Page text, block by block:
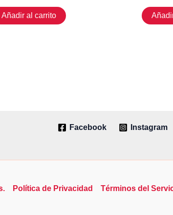
Añadir al carrito
Facebook Instagram
Política de Privacidad Términos del